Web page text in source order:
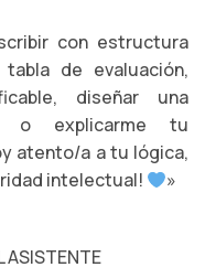
con estructura
de evaluación,
diseñar una
o explicarme tu
atento/a a tu lógica,
intelectual!
»
ASISTENTE